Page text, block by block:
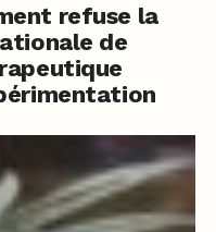
refuse la
de